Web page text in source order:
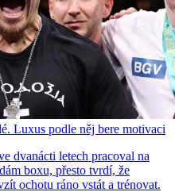
Luxus podle něj bere motivaci
dvanácti letech pracoval na
boxu, přesto tvrdí, že
ochotu ráno vstát a trénovat.